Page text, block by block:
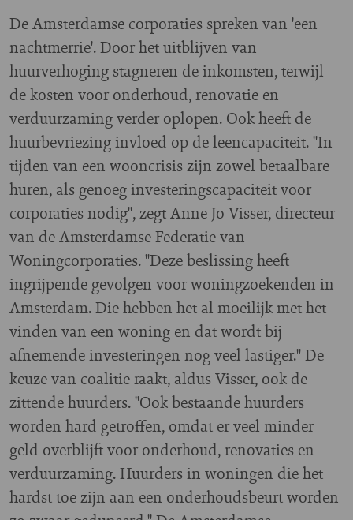
De Amsterdamse corporaties spreken van 'een
nachtmerrie'. Door het uitblijven van
huurverhoging stagneren de inkomsten, terwijl
de kosten voor onderhoud, renovatie en
verduurzaming verder oplopen. Ook heeft de
huurbevriezing invloed op de leencapaciteit. "In
tijden van een wooncrisis zijn zowel betaalbare
huren, als genoeg investeringscapaciteit voor
corporaties nodig", zegt Anne-Jo Visser, directeur
van de Amsterdamse Federatie van
Woningcorporaties. "Deze beslissing heeft
ingrijpende gevolgen voor woningzoekenden in
Amsterdam. Die hebben het al moeilijk met het
vinden van een woning en dat wordt bij
afnemende investeringen nog veel lastiger." De
keuze van coalitie raakt, aldus Visser, ook de
zittende huurders. "Ook bestaande huurders
worden hard getroffen, omdat er veel minder
geld overblijft voor onderhoud, renovaties en
verduurzaming. Huurders in woningen die het
hardst toe zijn aan een onderhoudsbeurt worden